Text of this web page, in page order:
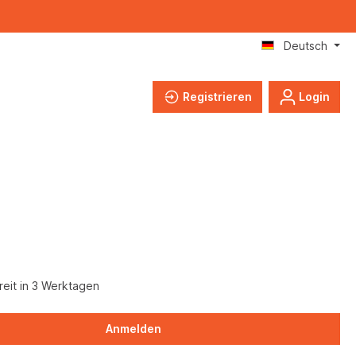
Deutsch
Registrieren Login
in 3 Werktagen
Anmelden